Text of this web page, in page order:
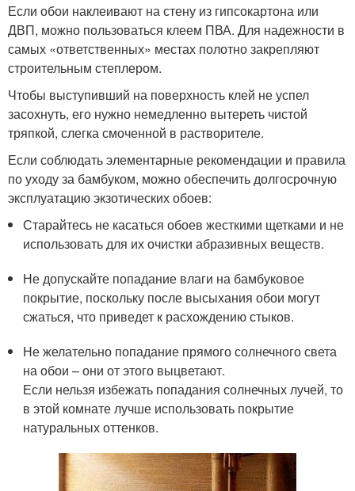
Если обои наклеивают на стену из гипсокартона или
ДВП, можно пользоваться клеем ПВА. Для надежности в
самых «ответственных» местах полотно закрепляют
строительным степлером.
Чтобы выступивший на поверхность клей не успел
засохнуть, его нужно немедленно вытереть чистой
тряпкой, слегка смоченной в растворителе.
Если соблюдать элементарные рекомендации и правила
по уходу за бамбуком, можно обеспечить долгосрочную
эксплуатацию экзотических обоев:
Старайтесь не касаться обоев жесткими щетками и не
использовать для их очистки абразивных веществ.
Не допускайте попадание влаги на бамбуковое
покрытие, поскольку после высыхания обои могут
сжаться, что приведет к расхождению стыков.
Не желательно попадание прямого солнечного света
на обои – они от этого выцветают.
Если нельзя избежать попадания солнечных лучей, то
в этой комнате лучше использовать покрытие
натуральных оттенков.